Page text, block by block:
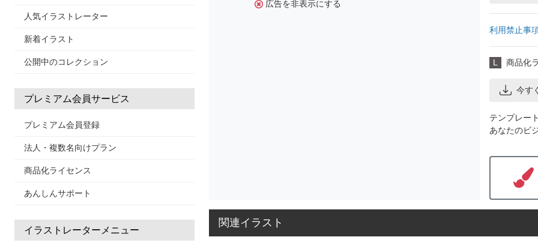
人気イラストレーター
新着イラスト
公開中のコレクション
プレミアム会員サービス
プレミアム会員登録
法人・複数名向けプラン
商品化ライセンス
あんしんサポート
イラストレーターメニュー
広告を非表示にする
利用禁止事
L 商品化
今す
テンプレー
あなたのビ
関連イラスト